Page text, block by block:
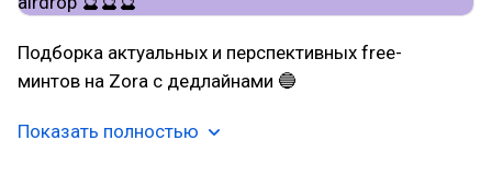
Подборка актуальных и перспективных free-
минтов на Zora с дедлайнами 🔵
Показать полностью